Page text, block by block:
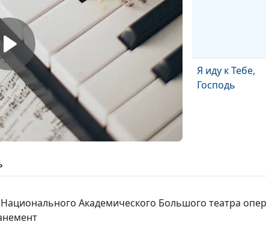
Я иду к Тебе,
Господь
Национального Академического Большого театра